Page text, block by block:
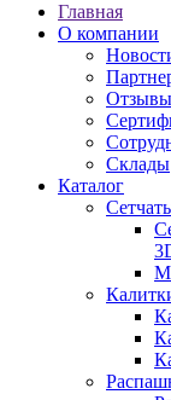
Главная
О компании
Отзывы
Склады
Каталог